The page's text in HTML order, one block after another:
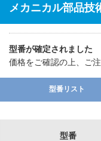
メカニカル部品技
型番が確定されました
価格をご確認の上、ご
型番リスト
型番